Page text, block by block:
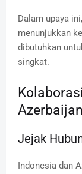
Dalam upaya
menunjukkan
dibutuhkan
singkat.
Azerbaijan
Jejak
Indonesia dan